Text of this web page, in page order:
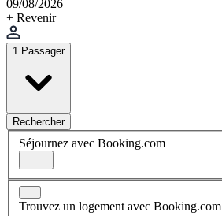
09/08/2026
+ Revenir
1 Passager
Rechercher
Séjournez avec Booking.com
Trouvez un logement avec Booking.com